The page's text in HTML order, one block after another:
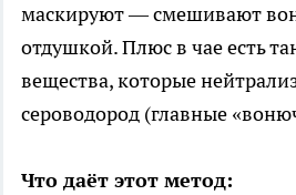
маскируют — смешивают
отдушкой. Плюс в чае есть
вещества, которые
сероводород (главные
Что даёт этот метод: